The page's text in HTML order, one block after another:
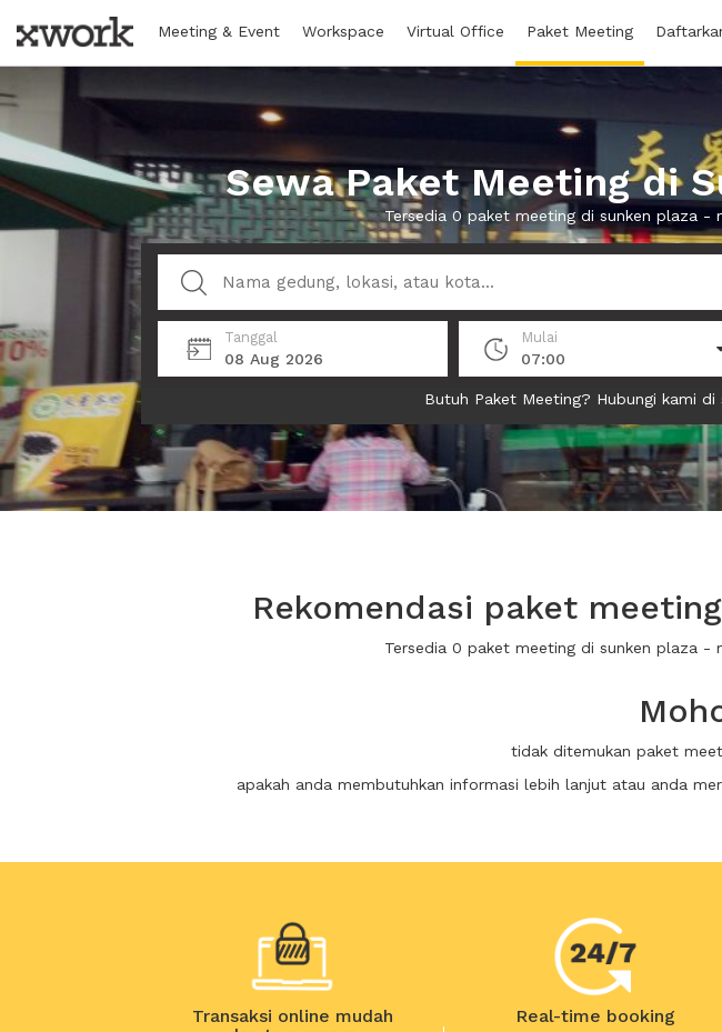
Meeting & Event Workspace Virtual Office Paket Meeting
Sewa Paket Meeting di
Tersedia 0 paket meeting di sunken plaza -
Tanggal
08 Aug 2026
Mulai
07:00
Butuh Paket Meeting? Hubungi kami di
Rekomendasi paket
Tersedia 0 paket meeting di sunken plaza -
tidak ditemukan paket
apakah anda membutuhkan informasi lebih lanjut atau anda
Transaksi online mudah
Real-time booking